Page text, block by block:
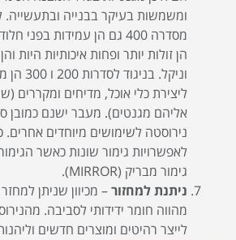
ומשמשות בעיקר בבנייה
מסדרה 400 גם הן עמידות
הן זולות יותר ופחות איכותיות היות
וניקל.
ליצירת כלי אוכל, מדיחים ומקררים
אליהם מגנטים). מעבר ישנם כמובן
נירוסטה לשימושים מיוחדים אחרים.
לאפשרויות גימור שונות כאשר
גימור מבריק (MIRROR).
ניתנת למחזור– מכיוון שניתן
מהווה חומר ידידותי לסביבה.
לייצר רהיטים ומוצרים חדשים